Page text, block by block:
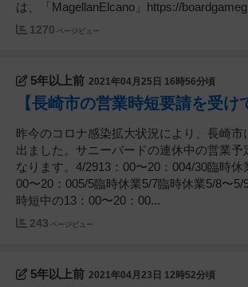
は、「MagellanElcano」https://
1270 ページビュー
5年以上前 2021年04月25日 16時56分頃
【長崎市の営業時短要請を受け
昨今のコロナ感染拡大状況により、長崎市
出ました。サニーバードの連休中の営業予
なります。4/2913：00〜20：004/30臨時休
00〜20：005/5臨時休業5/7臨時休業5/8〜5/
時短中の13：00〜20：00...
243 ページビュー
5年以上前 2021年04月23日 12時52分頃